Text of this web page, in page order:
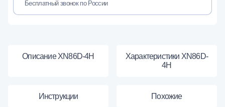
Бесплатный звонок по России
Описание XN86D-4H
Характеристики XN86D-
4H
Инструкции Похожие